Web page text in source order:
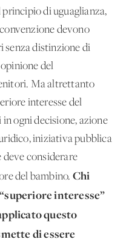
di uguaglianza,
devono
senza distinzione di
del
Ma altrettanto
interesse del
ogni decisione, azione
iniziativa pubblica
deve considerare
del bambino. Chi
interesse”
questo
di essere